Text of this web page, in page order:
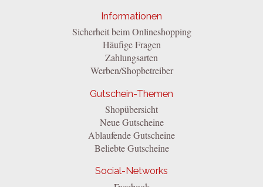
Informationen
Sicherheit beim Onlineshopping
Häufige Fragen
Zahlungsarten
Werben/Shopbetreiber
Gutschein-Themen
Shopübersicht
Neue Gutscheine
Ablaufende Gutscheine
Beliebte Gutscheine
Social-Networks